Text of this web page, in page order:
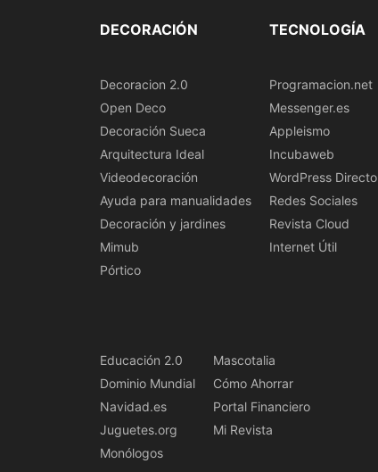
DECORACIÓN
Decoracion 2.0
Open Deco
Decoración Sueca
Arquitectura Ideal
Videodecoración
Ayuda para manualidades
Decoración y jardines
Mimub
Pórtico
TECNOLOGÍA
Programacion.net
Messenger.es
Appleismo
Incubaweb
WordPress Directo
Redes Sociales
Revista Cloud
Internet Útil
Educación 2.0
Dominio Mundial
Navidad.es
Juguetes.org
Monólogos
Mascotalia
Cómo Ahorrar
Portal Financiero
Mi Revista